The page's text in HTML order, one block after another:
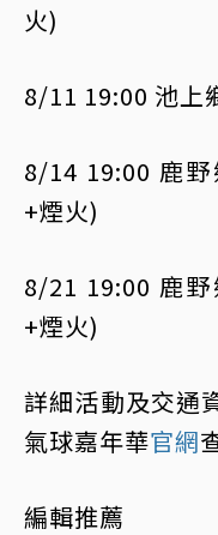
火)
8/11 19:00 池上
8/14 19:00 鹿
+煙火)
8/21 19:00 鹿
+煙火)
詳細活動及交通
氣球嘉年華官網
編輯推薦